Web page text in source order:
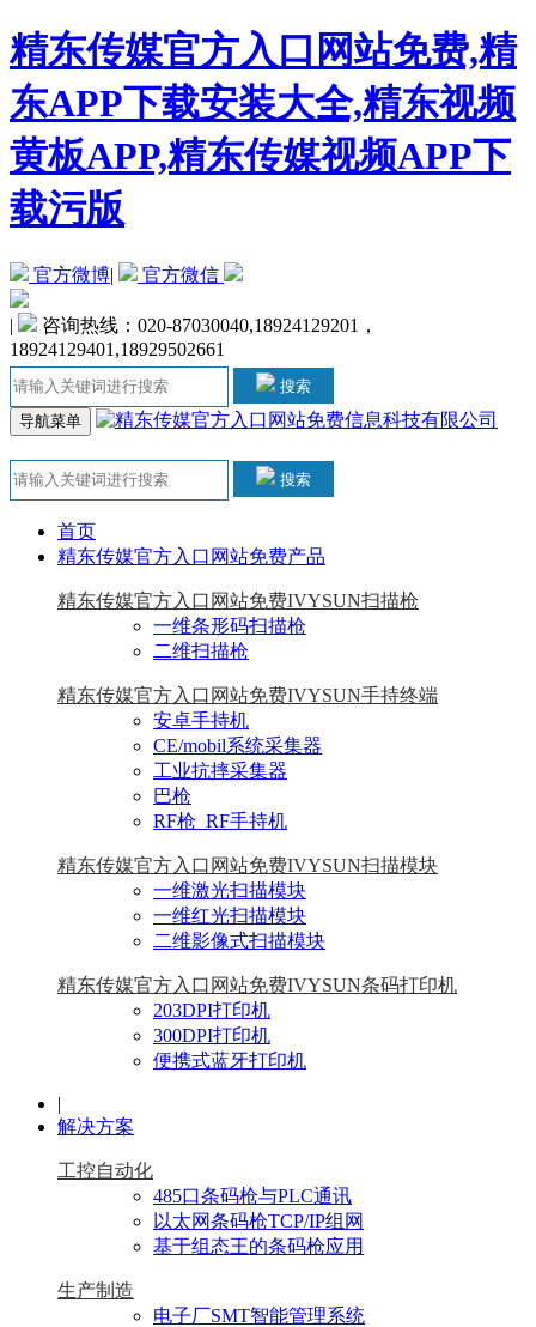
精东传媒官方入口网站免费,精
东APP下载安装大全,精东视频
黄板APP,精东传媒视频APP下
载污版
官方微博| 官方微信
|
咨询热线：020-87030040,18924129201，
18924129401,18929502661
搜索
导航菜单
搜索
首页
精东传媒官方入口网站免费产品
精东传媒官方入口网站免费IVYSUN扫描枪
一维条形码扫描枪
二维扫描枪
精东传媒官方入口网站免费IVYSUN手持终端
安卓手持机
CE/mobil系统采集器
工业抗摔采集器
巴枪
RF枪_RF手持机
精东传媒官方入口网站免费IVYSUN扫描模块
一维激光扫描模块
一维红光扫描模块
二维影像式扫描模块
精东传媒官方入口网站免费IVYSUN条码打印机
203DPI打印机
300DPI打印机
便携式蓝牙打印机
|
解决方案
工控自动化
485口条码枪与PLC通讯
以太网条码枪TCP/IP组网
基于组态王的条码枪应用
生产制造
电子厂SMT智能管理系统